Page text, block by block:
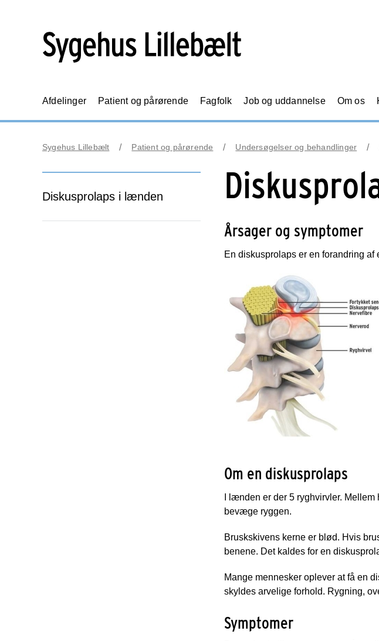
Afdelinger Patient og pårørende Fagfolk Job og uddannelse Om os
Sygehus Lillebælt Patient og pårørende Undersøgelser og behandlinger
Diskusprolaps i lænden
Årsager og symptomer
En diskusprolaps er en forandring af
Om en diskusprolaps
I lænden er der 5 ryghvirvler.
bevæge ryggen.
Bruskskivens kerne er blød. Hvis
benene. Det kaldes for en
Mange mennesker oplever at få en
skyldes arvelige forhold. Rygning,
Symptomer